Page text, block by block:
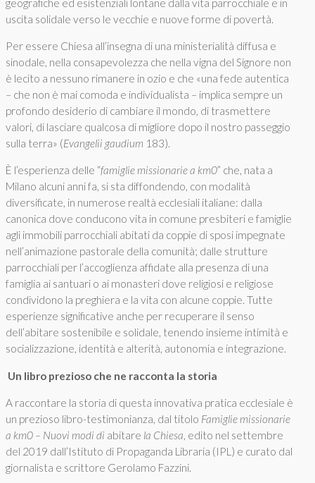
uscita solidale verso le vecchie e nuove forme di povertà.
Per essere Chiesa all’insegna di una ministerialità diffusa e
sinodale, nella consapevolezza che nella vigna del Signore non
è lecito a nessuno rimanere in ozio e che «una fede autentica
– che non è mai comoda e individualista – implica sempre un
profondo desiderio di cambiare il mondo, di trasmettere
valori, di lasciare qualcosa di migliore dopo il nostro passeggio
sulla terra» (Evangelii gaudium 183).
È l’esperienza delle “famiglie missionarie a km0” che, nata a
Milano alcuni anni fa, si sta diffondendo, con modalità
diversificate, in numerose realtà ecclesiali italiane: dalla
canonica dove conducono vita in comune presbiteri e famiglie
agli immobili parrocchiali abitati da coppie di sposi impegnate
nell’animazione pastorale della comunità; dalle strutture
parrocchiali per l’accoglienza affidate alla presenza di una
famiglia ai santuari o ai monasteri dove religiosi e religiose
condividono la preghiera e la vita con alcune coppie. Tutte
esperienze significative anche per recuperare il senso
dell’abitare sostenibile e solidale, tenendo insieme intimità e
socializzazione, identità e alterità, autonomia e integrazione.
Un libro prezioso che ne racconta la storia
A raccontare la storia di questa innovativa pratica ecclesiale è
un prezioso libro-testimonianza, dal titolo Famiglie missionarie
a km0 – Nuovi modi di abitare la Chiesa, edito nel settembre
del 2019 dall’Istituto di Propaganda Libraria (IPL) e curato dal
giornalista e scrittore Gerolamo Fazzini.